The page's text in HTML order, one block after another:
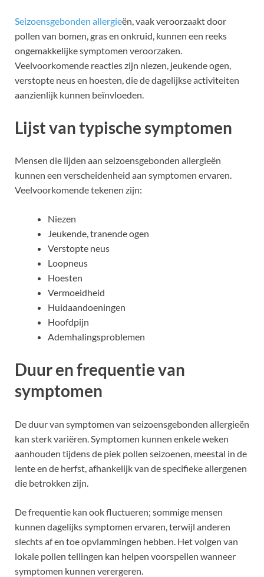
Seizoensgebonden allergieën, vaak veroorzaakt door
pollen van bomen, gras en onkruid, kunnen een reeks
ongemakkelijke symptomen veroorzaken.
Veelvoorkomende reacties zijn niezen, jeukende ogen,
verstopte neus en hoesten, die de dagelijkse activiteiten
aanzienlijk kunnen beïnvloeden.
Lijst van typische symptomen
Mensen die lijden aan seizoensgebonden allergieën
kunnen een verscheidenheid aan symptomen ervaren.
Veelvoorkomende tekenen zijn:
Niezen
Jeukende, tranende ogen
Verstopte neus
Loopneus
Hoesten
Vermoeidheid
Huidaandoeningen
Hoofdpijn
Ademhalingsproblemen
Duur en frequentie van
symptomen
De duur van symptomen van seizoensgebonden allergieën
kan sterk variëren. Symptomen kunnen enkele weken
aanhouden tijdens de piek pollen seizoenen, meestal in de
lente en de herfst, afhankelijk van de specifieke allergenen
die betrokken zijn.
De frequentie kan ook fluctueren; sommige mensen
kunnen dagelijks symptomen ervaren, terwijl anderen
slechts af en toe opvlammingen hebben. Het volgen van
lokale pollen tellingen kan helpen voorspellen wanneer
symptomen kunnen verergeren.